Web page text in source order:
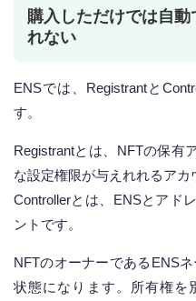
購入しただけでは自
れない
ENSでは、Registrantと
す。
Registrantとは、NFTの保有
な設定権限が与えれれるアカ
Controllerとは、ENSとアド
ントです。
NFTのオーナーであるENS
状態になります。所有権を